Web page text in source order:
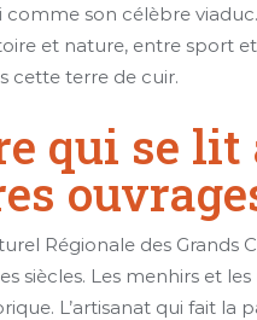
son célèbre
et nature, entre sport
cette terre de cuir.
qui se lit
Régionale des Grands
siècles. Les menhirs et
L’artisanat qui fait la